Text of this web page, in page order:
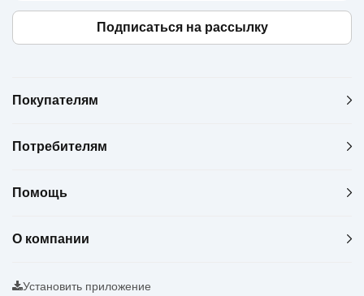
Подписаться на рассылку
Покупателям
Потребителям
Помощь
О компании
Установить приложение